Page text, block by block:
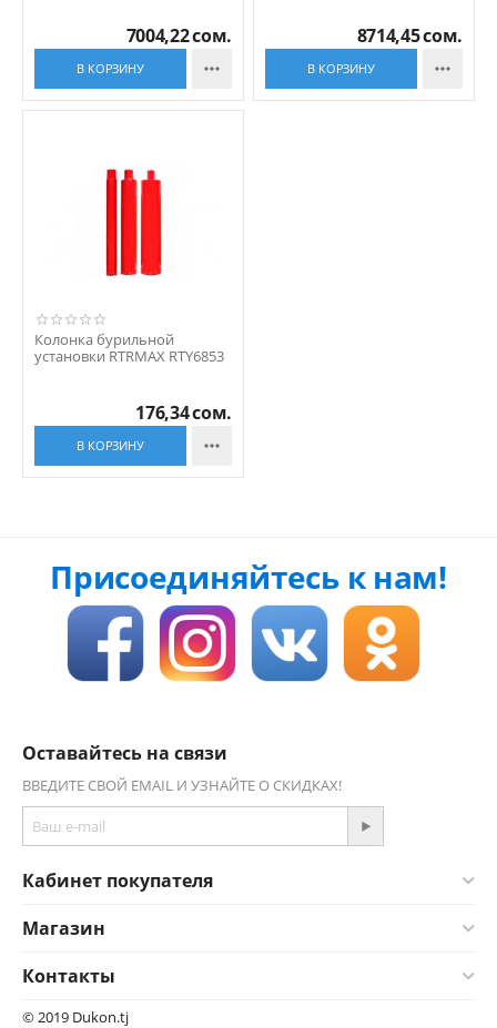
7004,22сом.
В КОРЗИНУ 
8714,45сом.
В КОРЗИНУ 
Колонка бурильной
установки RTRMAX RTY6853
176,34сом.
В КОРЗИНУ 
Присоединяйтесь к нам!
Оставайтесь на связи
ВВЕДИТЕ СВОЙ EMAIL И УЗНАЙТЕ О СКИДКАХ!
Кабинет покупателя
Магазин
Контакты
© 2019 Dukon.tj